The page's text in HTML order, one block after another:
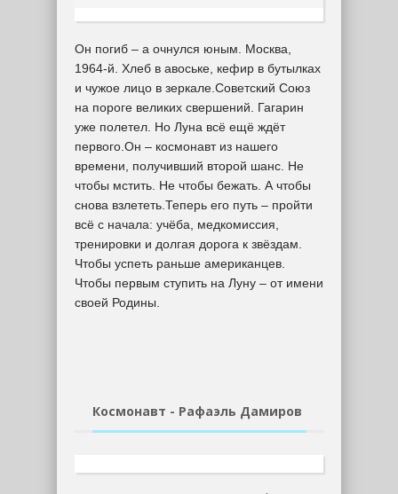
Он погиб – а очнулся юным. Москва,
1964-й. Хлеб в авоське, кефир в бутылках
и чужое лицо в зеркале.Советский Союз
на пороге великих свершений. Гагарин
уже полетел. Но Луна всё ещё ждёт
первого.Он – космонавт из нашего
времени, получивший второй шанс. Не
чтобы мстить. Не чтобы бежать. А чтобы
снова взлететь.Теперь его путь – пройти
всё с начала: учёба, медкомиссия,
тренировки и долгая дорога к звёздам.
Чтобы успеть раньше американцев.
Чтобы первым ступить на Луну – от имени
своей Родины.
Космонавт - Рафаэль Дамиров